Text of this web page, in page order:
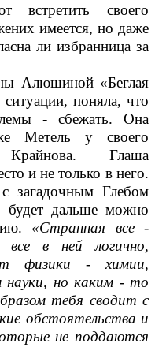
встретить своего
имеется, но даже
ли избранница за
Алюшиной «Беглая
ситуации, поняла, что
- сбежать. Она
Метель у своего
Крайнова. Глаша
и не только в него.
загадочным Глебом
дальше можно
«Странная все -
в ней логично,
физики - химии,
науки, но каким - то
тебя сводит с
обстоятельства и
не поддаются